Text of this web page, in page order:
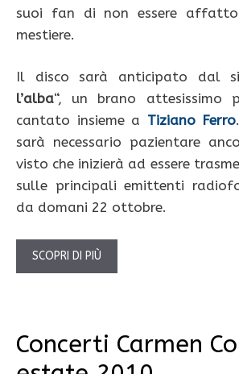
suoi fan di non essere
mestiere.
Il disco sarà anticipato dal
l’alba“, un brano attesissimo
cantato insieme a Tiziano Ferro
sarà necessario pazientare
visto che inizierà ad essere
sulle principali emittenti
da domani 22 ottobre.
SCOPRI DI PIÙ
Concerti Carmen